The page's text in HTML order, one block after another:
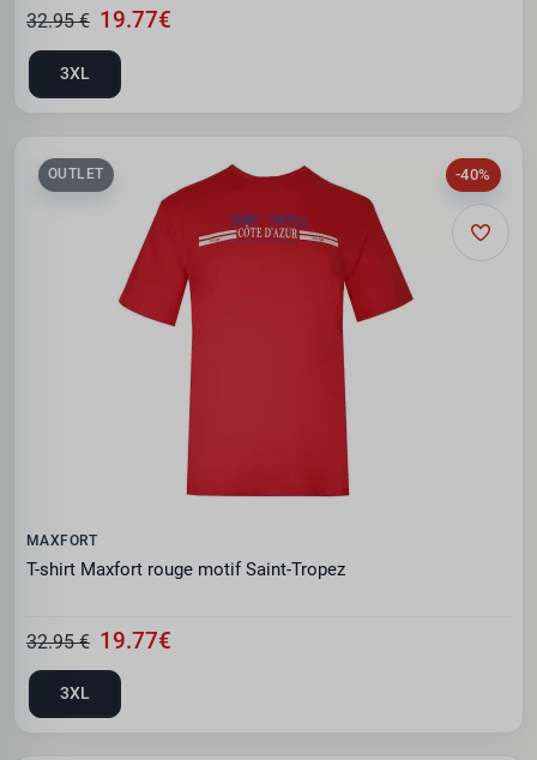
32.95 € 19.77€
3XL
-40%
OUTLET
MAXFORT
T-shirt Maxfort rouge motif Saint-Tropez
32.95 € 19.77€
3XL